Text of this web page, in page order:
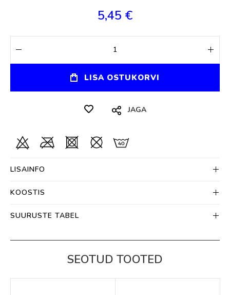
5,45 €
LISA OSTUKORVI
JAGA
LISAINFO
KOOSTIS
SUURUSTE TABEL
SEOTUD TOOTED